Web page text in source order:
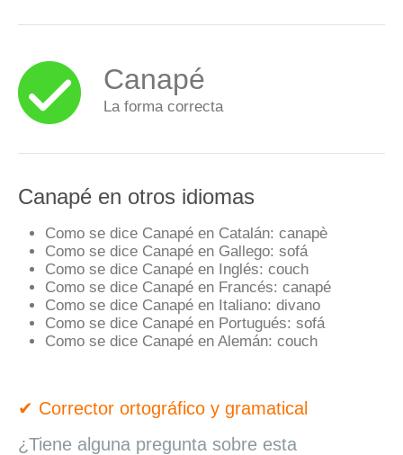
Canapé
La forma correcta
Canapé en otros idiomas
Como se dice Canapé en Catalán: canapè
Como se dice Canapé en Gallego: sofá
Como se dice Canapé en Inglés: couch
Como se dice Canapé en Francés: canapé
Como se dice Canapé en Italiano: divano
Como se dice Canapé en Portugués: sofá
Como se dice Canapé en Alemán: couch
✔ Corrector ortográfico y gramatical
¿Tiene alguna pregunta sobre esta